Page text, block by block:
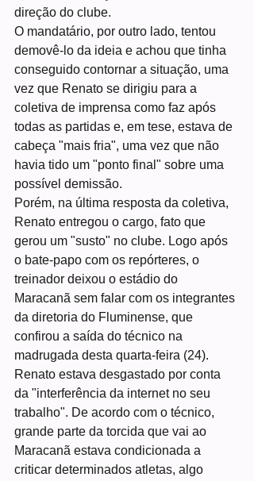
direção do clube.
O mandatário, por outro lado, tentou
demovê-lo da ideia e achou que tinha
conseguido contornar a situação, uma
vez que Renato se dirigiu para a
coletiva de imprensa como faz após
todas as partidas e, em tese, estava de
cabeça "mais fria", uma vez que não
havia tido um "ponto final" sobre uma
possível demissão.
Porém, na última resposta da coletiva,
Renato entregou o cargo, fato que
gerou um "susto" no clube. Logo após
o bate-papo com os repórteres, o
treinador deixou o estádio do
Maracanã sem falar com os integrantes
da diretoria do Fluminense, que
confirou a saída do técnico na
madrugada desta quarta-feira (24).
Renato estava desgastado por conta
da "interferência da internet no seu
trabalho". De acordo com o técnico,
grande parte da torcida que vai ao
Maracanã estava condicionada a
criticar determinados atletas, algo